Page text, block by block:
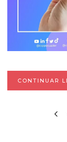
CONTINUAR